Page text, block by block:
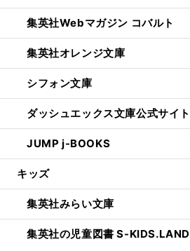
集英社Webマガジン コバルト
集英社オレンジ文庫
シフォン文庫
ダッシュエックス文庫公式サイト
JUMP j-BOOKS
キッズ
集英社みらい文庫
集英社の児童図書 S-KIDS.LAND